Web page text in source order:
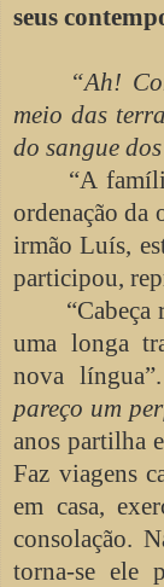
seus
“Ah!
meio das
do sangue
“A
ordenação da
irmão Luís,
participou,
“Cabeça
uma longa
nova
pareço um
anos partilha
Faz viagens
em casa,
consolação.
torna-se ele